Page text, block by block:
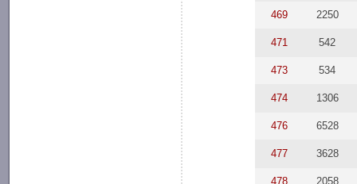
469 2250
471 542
473 534
474 1306
476 6528
477 3628
478 2058